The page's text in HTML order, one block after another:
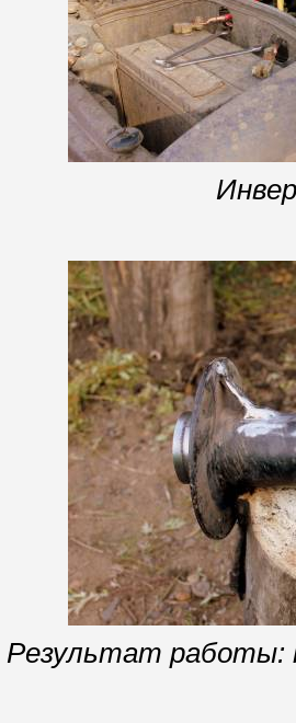
Результат работы: